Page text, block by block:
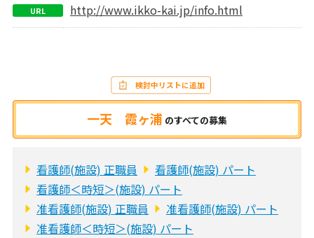
URL http://www.ikko-kai.jp/info.html
一天 霞ヶ浦 のすべての募集
検討中リストに追加
看護師(施設) 正職員
看護師(施設) パート
看護師＜時短＞(施設) パート
准看護師(施設) 正職員
准看護師(施設) パート
准看護師＜時短＞(施設) パート